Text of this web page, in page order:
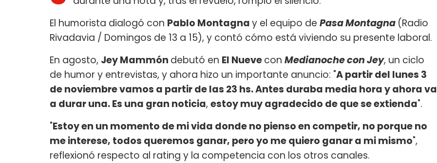
El humorista dialogó con Pablo Montagnay el equipo de Pasa Montagna (Radio
Rivadavia / Domingos de 13 a 15), y contó cómo está viviendo su presente laboral.
En agosto, Jey Mammón debutó en El Nuevecon Medianoche con Jey, un ciclo
de humor y entrevistas, y ahora hizo un importante anuncio: "A partir del lunes 3
de noviembre vamos a partir de las 23 hs. Antes duraba media hora y ahora va
a durar una. Es una gran noticia, estoy muy agradecido de que se extienda".
"Estoy en un momento de mi vida donde no pienso en competir, no porque no
me interese, todos queremos ganar, pero yo me quiero ganar a mi mismo",
reflexionó respecto al rating y la competencia con los otros canales.